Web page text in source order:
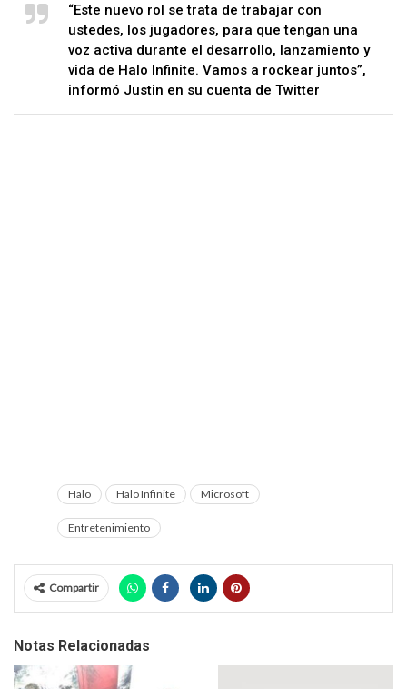
“Este nuevo rol se trata de trabajar con
ustedes, los jugadores, para que tengan una
voz activa durante el desarrollo, lanzamiento y
vida de Halo Infinite. Vamos a rockear juntos”,
informó Justin en su cuenta de Twitter
Halo Halo Infinite Microsoft
Entretenimiento
Compartir
Notas Relacionadas